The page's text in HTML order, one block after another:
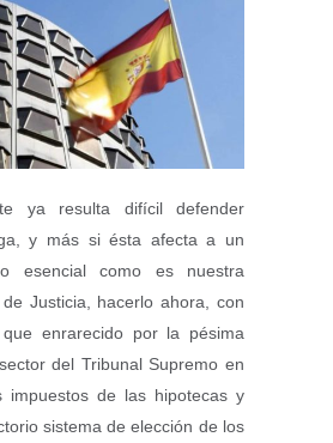
ya resulta difícil defender
y más si ésta afecta a un
esencial como es nuestra
Justicia, hacerlo ahora, con
enrarecido por la pésima
del Tribunal Supremo en
impuestos de las hipotecas y
sistema de elección de los